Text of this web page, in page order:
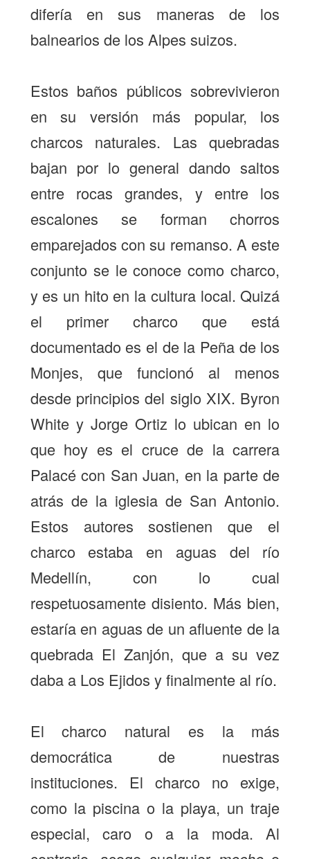
difería en sus maneras de los
balnearios de los Alpes suizos.
Estos baños públicos sobrevivieron
en su versión más popular, los
charcos naturales. Las quebradas
bajan por lo general dando saltos
entre rocas grandes, y entre los
escalones se forman chorros
emparejados con su remanso. A este
conjunto se le conoce como charco,
y es un hito en la cultura local. Quizá
el primer charco que está
documentado es el de la Peña de los
Monjes, que funcionó al menos
desde principios del siglo XIX. Byron
White y Jorge Ortiz lo ubican en lo
que hoy es el cruce de la carrera
Palacé con San Juan, en la parte de
atrás de la iglesia de San Antonio.
Estos autores sostienen que el
charco estaba en aguas del río
Medellín, con lo cual
respetuosamente disiento. Más bien,
estaría en aguas de un afluente de la
quebrada El Zanjón, que a su vez
daba a Los Ejidos y finalmente al río.
El charco natural es la más
democrática de nuestras
instituciones. El charco no exige,
como la piscina o la playa, un traje
especial, caro o a la moda. Al